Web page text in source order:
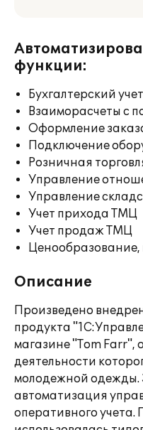
функции:
Бухгалтерский учет
Взаиморасчеты с
Оформление
Подключение
Розничная
Управление
Управление
Учет прихода ТМЦ
Учет продаж ТМЦ
Описание
Произведено
продукта
магазине "Tom Farr",
деятельности
молодежной одежды.
автоматизация
оперативного